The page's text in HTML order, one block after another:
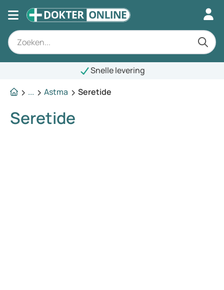
Snelle levering
...
Astma Seretide
Seretide